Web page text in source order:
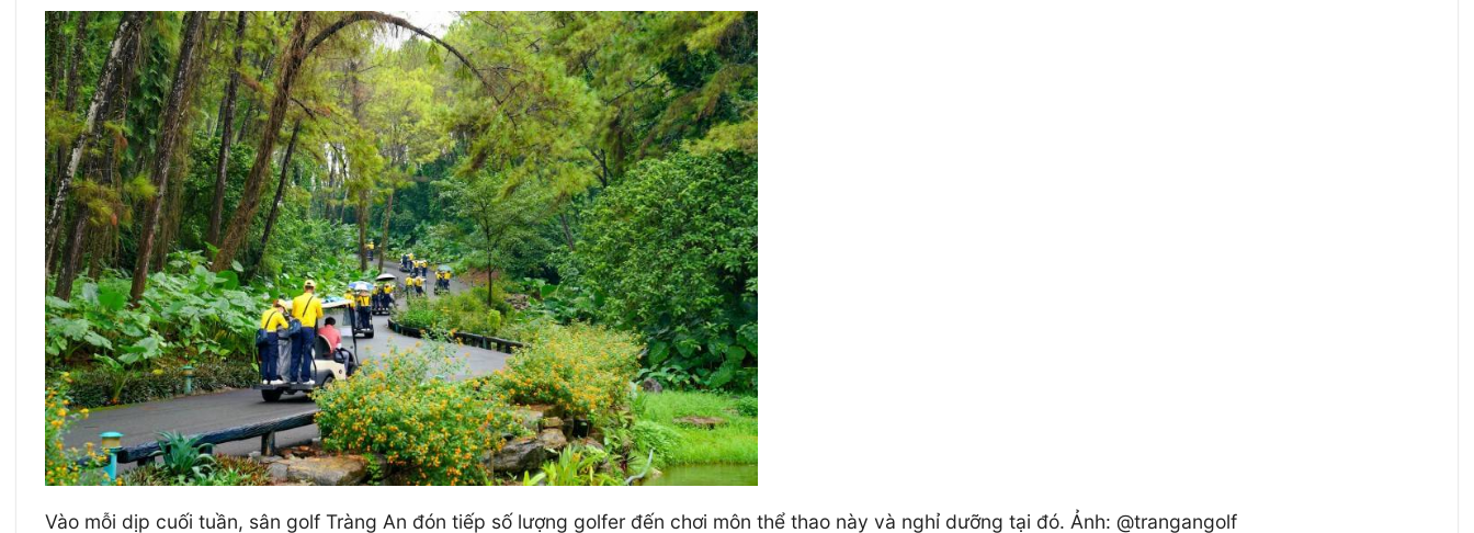
Vào mỗi dịp cuối tuần, sân golf Tràng An đón tiếp số lượng golfer đến chơi môn thể thao này và nghỉ dưỡng tại đó. Ảnh: @trangangolf